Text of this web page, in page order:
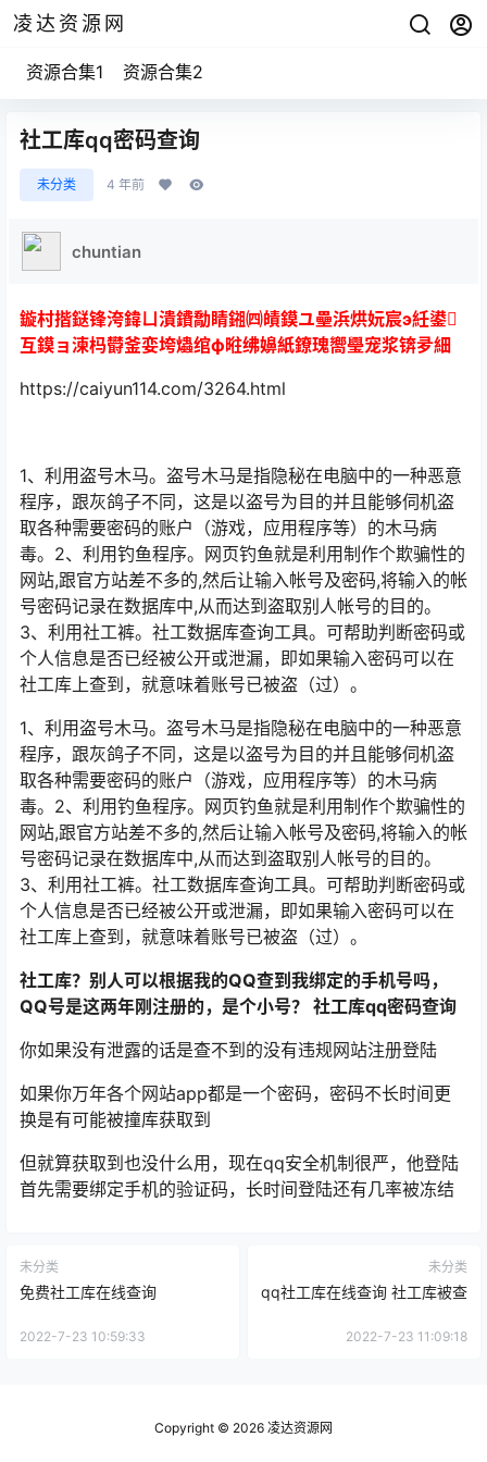
凌达资源网
资源合集1 资源合集2
社工库qq密码查询
未分类 4 年前
chuntian
鏇村揩鎹锋洿鍏ㄩ潰鐨勪睛鎺㈣皟鏌ユ壘浜烘妧宸э紝鍙
互鏌ョ湅杩欎釜娈垮爞绾ф暀绋嬶紙鐐瑰嚮璺宠浆锛夛細
https://caiyun114.com/3264.html
1、利用盗号木马。盗号木马是指隐秘在电脑中的一种恶意
程序，跟灰鸽子不同，这是以盗号为目的并且能够伺机盗
取各种需要密码的账户（游戏，应用程序等）的木马病
毒。2、利用钓鱼程序。网页钓鱼就是利用制作个欺骗性的
网站,跟官方站差不多的,然后让输入帐号及密码,将输入的帐
号密码记录在数据库中,从而达到盗取别人帐号的目的。
3、利用社工裤。社工数据库查询工具。可帮助判断密码或
个人信息是否已经被公开或泄漏，即如果输入密码可以在
社工库上查到，就意味着账号已被盗（过）。
1、利用盗号木马。盗号木马是指隐秘在电脑中的一种恶意
程序，跟灰鸽子不同，这是以盗号为目的并且能够伺机盗
取各种需要密码的账户（游戏，应用程序等）的木马病
毒。2、利用钓鱼程序。网页钓鱼就是利用制作个欺骗性的
网站,跟官方站差不多的,然后让输入帐号及密码,将输入的帐
号密码记录在数据库中,从而达到盗取别人帐号的目的。
3、利用社工裤。社工数据库查询工具。可帮助判断密码或
个人信息是否已经被公开或泄漏，即如果输入密码可以在
社工库上查到，就意味着账号已被盗（过）。
社工库？别人可以根据我的QQ查到我绑定的手机号吗，
QQ号是这两年刚注册的，是个小号？ 社工库qq密码查询
你如果没有泄露的话是查不到的没有违规网站注册登陆
如果你万年各个网站app都是一个密码，密码不长时间更
换是有可能被撞库获取到
但就算获取到也没什么用，现在qq安全机制很严，他登陆
首先需要绑定手机的验证码，长时间登陆还有几率被冻结
未分类
免费社工库在线查询
2022-7-23 10:59:33
未分类
qq社工库在线查询 社工库被查
2022-7-23 11:09:18
Copyright © 2026 凌达资源网